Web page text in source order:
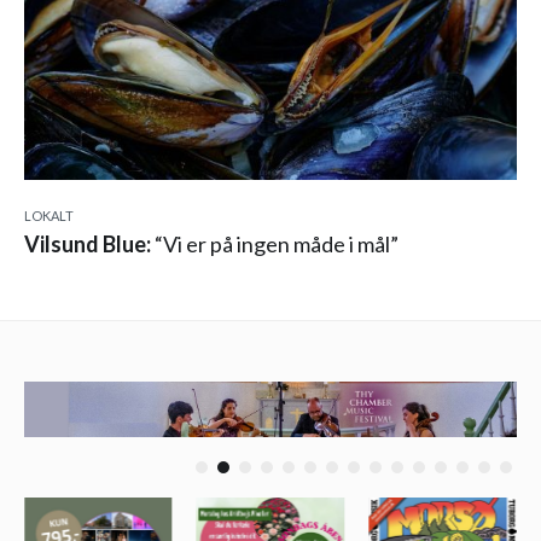
LOKALT
Vilsund Blue:“Vi er på ingen måde i mål”